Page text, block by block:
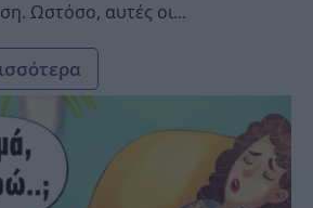
Ωστόσο, αυτές οι...